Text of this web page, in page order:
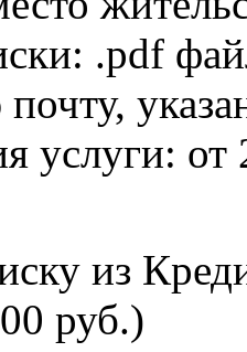
.pdf
услуги: от
из
руб.)